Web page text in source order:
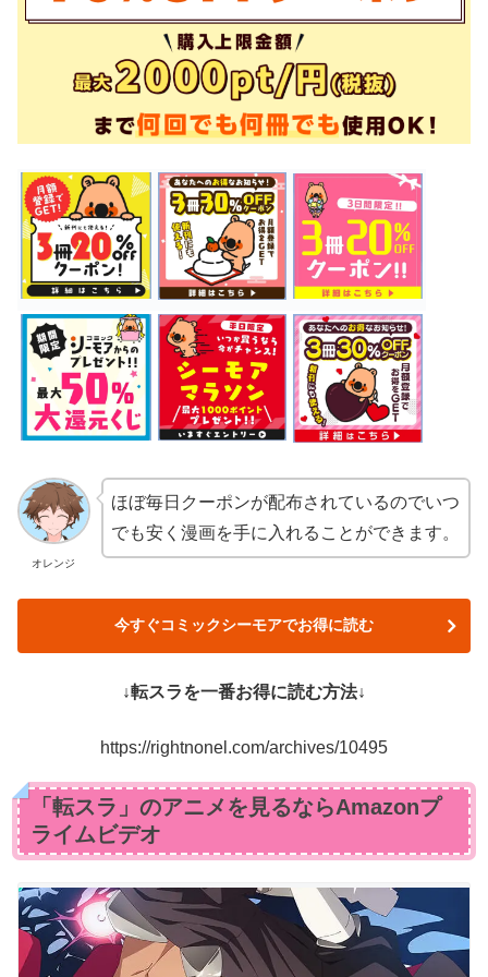
オレンジ
ほぼ毎日クーポンが配布されているのでいつ
でも安く漫画を手に入れることができます。
今すぐコミックシーモアでお得に読む
↓転スラを一番お得に読む方法↓
https://rightnonel.com/archives/10495
「転スラ」のアニメを見るならAmazonプ
ライムビデオ